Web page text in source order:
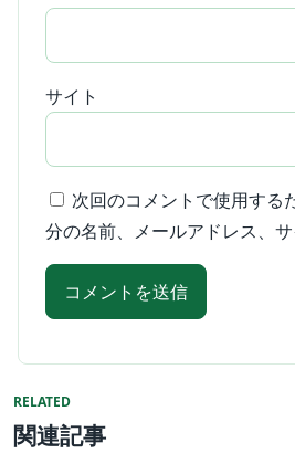
サイト
次回のコメントで使用する
分の名前、メールアドレス、サ
RELATED
関連記事